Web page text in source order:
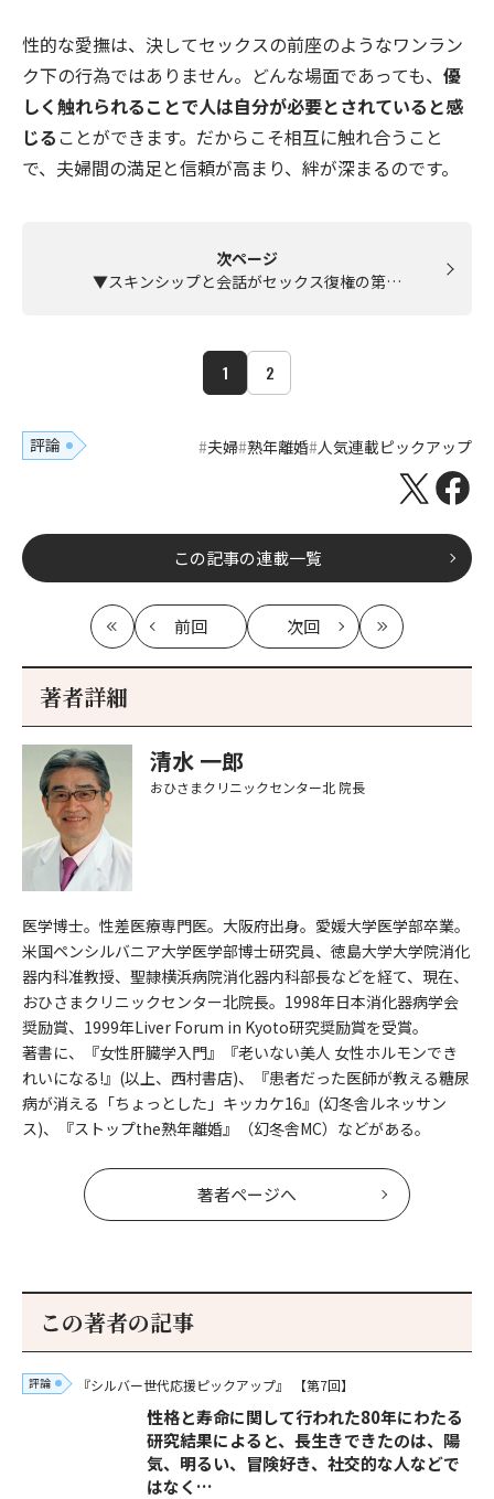
性的な愛撫は、決してセックスの前座のようなワンラン
ク下の行為ではありません。どんな場面であっても、 優
しく触れられることで人は自分が必要とされていると感
じる ことができます。だからこそ相互に触れ合うこと
で、夫婦間の満足と信頼が高まり、絆が深まるのです。
次ページ
▼スキンシップと会話がセックス復権の第…
1 2
評論 夫婦 熟年離婚 人気連載ピックアップ
この記事の連載一覧
最
初
前回
記
次回
記
最
新
著者詳細
清水 一郎
おひさまクリニックセンター北 院長
医学博士。性差医療専門医。大阪府出身。愛媛大学医学部卒業。
米国ペンシルバニア大学医学部博士研究員、徳島大学大学院消化
器内科准教授、聖隷横浜病院消化器内科部長などを経て、現在、
おひさまクリニックセンター北院長。1998年日本消化器病学会
奨励賞、1999年Liver Forum in Kyoto研究奨励賞を受賞。
著書に、『女性肝臓学入門』『老いない美人 女性ホルモンでき
れいになる!』(以上、西村書店)、『患者だった医師が教える糖尿
病が消える「ちょっとした」キッカケ16』(幻冬舎ルネッサン
ス)、『ストップthe熟年離婚』（幻冬舎MC）などがある。
著者ページへ
この著者の記事
評論 『シルバー世代応援ピックアップ』 【第7回】
性格と寿命に関して行われた80年にわたる
研究結果によると、長生きできたのは、陽
気、明るい、冒険好き、社交的な人などで
はなく…